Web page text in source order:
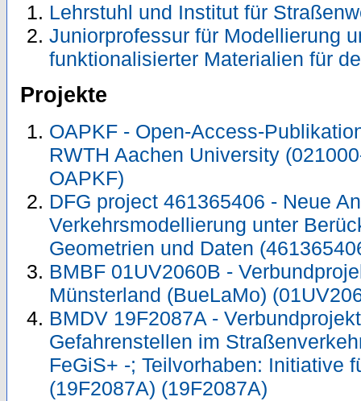
Lehrstuhl und Institut für
Juniorprofessur für Modellierung
funktionalisierter Materialien für
Projekte
OAPKF - Open-Access-
RWTH Aachen University
OAPKF)
DFG project 461365406 - Neue
Verkehrsmodellierung unter
Geometrien und Daten
BMBF 01UV2060B -
Münsterland (BueLaMo)
BMDV 19F2087A -
Gefahrenstellen im
FeGiS+ -; Teilvorhaben: Initiative
(19F2087A) (19F2087A)